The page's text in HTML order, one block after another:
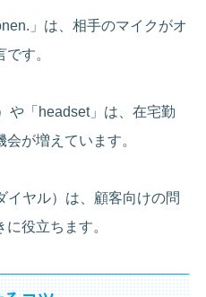
」は、相手のマイクがオ
す。
や「headset」は、在宅勤
が増えています。
イヤル）は、顧客向けの問
役立ちます。